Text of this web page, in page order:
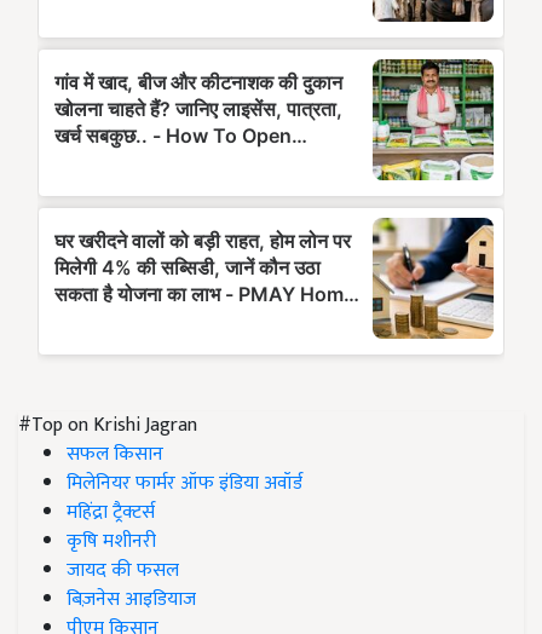
#Top on Krishi Jagran
सफल किसान
मिलेनियर फार्मर ऑफ इंडिया अवॉर्ड
महिंद्रा ट्रैक्टर्स
कृषि मशीनरी
जायद की फसल
बिज़नेस आइडियाज